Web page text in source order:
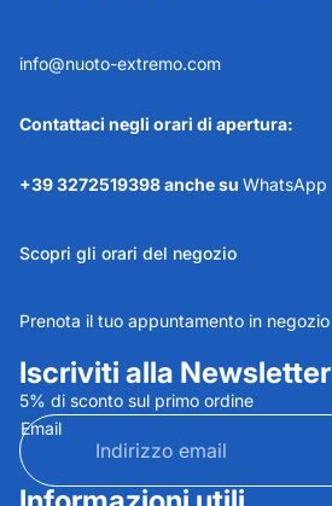
info@nuoto-extremo.com
Contattaci negli orari di apertura:
+39 3272519398 anche su WhatsApp
Scopri gli orari del negozio
Prenota il tuo appuntamento in negozio
Iscriviti alla Newsletter
5% di sconto sul primo ordine
Email